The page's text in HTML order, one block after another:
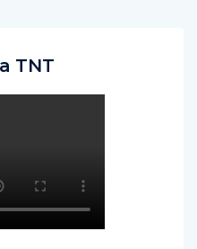
TNT